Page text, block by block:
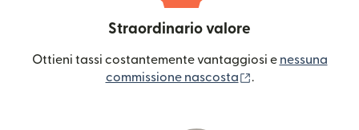
Straordinario valore
Ottieni tassi costantemente vantaggiosi e nessuna
commissione nascosta
.